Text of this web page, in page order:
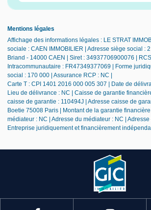
Mentions légales
Affichage des informations légales : LE STRAT
sociale : CAEN IMMOBILIER | Adresse siège social :
Briand - 14000 CAEN | Siret : 34937706900076 |
Intracommunautaire : FR47349377069 | Forme
social : 170 000 | Assurance RCP : NC |
Carte T : CPI 1401 2016 000 005 307 | Date de
Lieu de délivrance : NC | Caisse de garantie
caisse de garantie : 110494J | Adresse caisse de
Boetie 75008 Paris | Montant de la garantie
médiateur : NC | Adresse du médiateur : NC | Adresse
Entreprise juridiquement et financièrement